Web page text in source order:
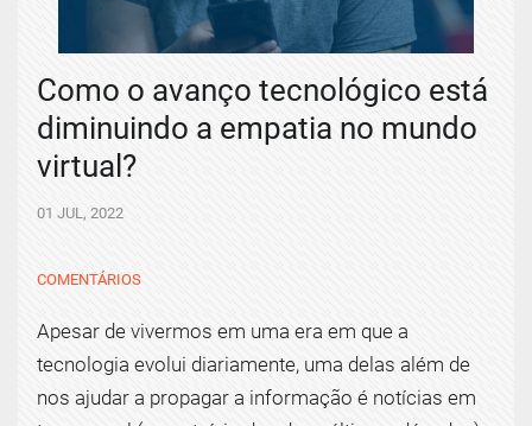
Como o avanço tecnológico está
diminuindo a empatia no mundo
virtual?
01 JUL, 2022
COMENTÁRIOS
Apesar de vivermos em uma era em que a
tecnologia evolui diariamente, uma delas além de
nos ajudar a propagar a informação é notícias em